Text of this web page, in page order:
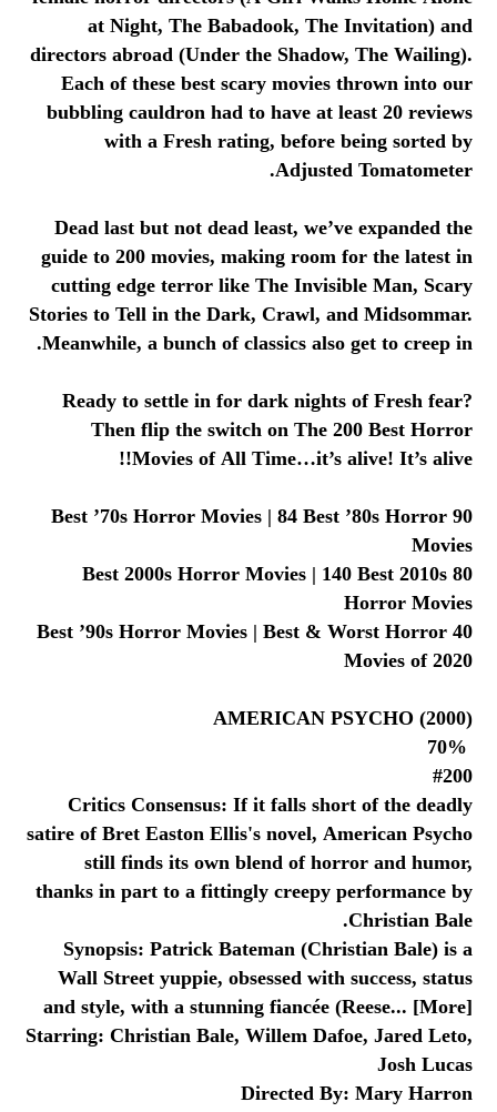
at Night, The Babadook, The Invitation) and
directors abroad (Under the Shadow, The Wailing).
Each of these best scary movies thrown into our
bubbling cauldron had to have at least 20 reviews
with a Fresh rating, before being sorted by
Adjusted Tomatometer.
Dead last but not dead least, we’ve expanded the
guide to 200 movies, making room for the latest in
cutting edge terror like The Invisible Man, Scary
Stories to Tell in the Dark, Crawl, and Midsommar.
Meanwhile, a bunch of classics also get to creep in.
Ready to settle in for dark nights of Fresh fear?
Then flip the switch on The 200 Best Horror
Movies of All Time…it’s alive! It’s alive!!
90 Best ’70s Horror Movies | 84 Best ’80s Horror
Movies
80 Best 2000s Horror Movies | 140 Best 2010s
Horror Movies
40 Best ’90s Horror Movies | Best & Worst Horror
Movies of 2020
AMERICAN PSYCHO (2000)
#200
Critics Consensus: If it falls short of the deadly
satire of Bret Easton Ellis's novel, American Psycho
still finds its own blend of horror and humor,
thanks in part to a fittingly creepy performance by
Christian Bale.
Synopsis: Patrick Bateman (Christian Bale) is a
Wall Street yuppie, obsessed with success, status
and style, with a stunning fiancée (Reese... [More]
Starring: Christian Bale, Willem Dafoe, Jared Leto,
Josh Lucas
Directed By: Mary Harron